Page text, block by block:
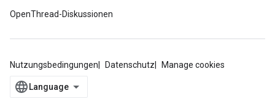
OpenThread-Diskussionen
Nutzungsbedingungen Datenschutz Manage cookies